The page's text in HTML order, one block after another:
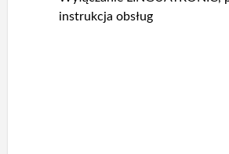
instrukcja obsług